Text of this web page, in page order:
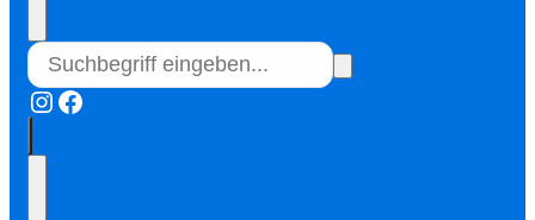
Instagram
Facebook